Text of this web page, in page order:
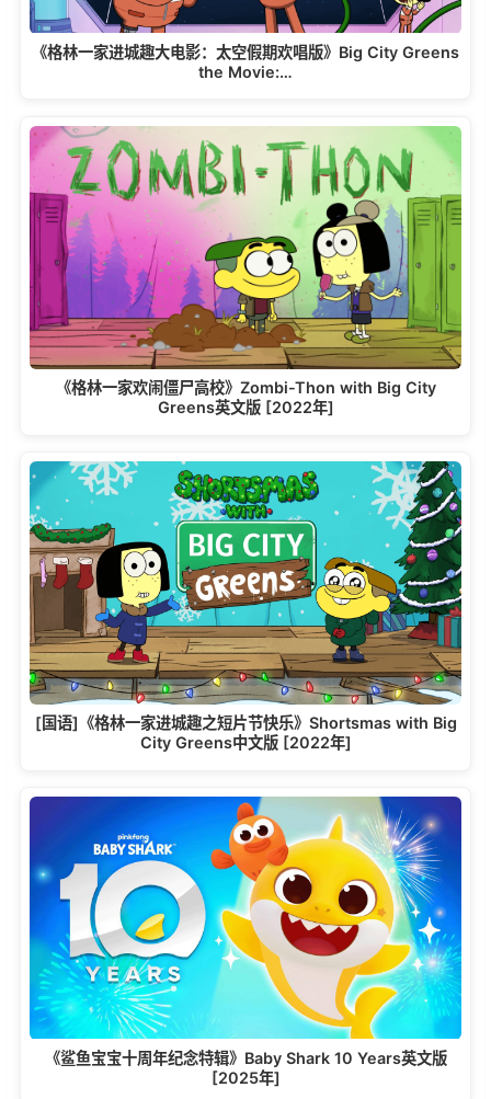
《格林一家进城趣大电影：太空假期欢唱版》Big City Greens
the Movie:…
《格林一家欢闹僵尸高校》Zombi-Thon with Big City
Greens英文版 [2022年]
[国语]《格林一家进城趣之短片节快乐》Shortsmas with Big
City Greens中文版 [2022年]
《鲨鱼宝宝十周年纪念特辑》Baby Shark 10 Years英文版
[2025年]